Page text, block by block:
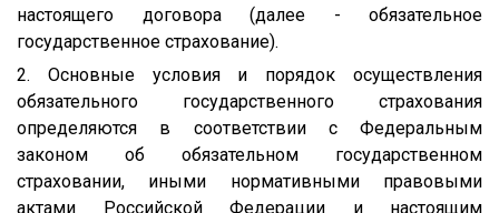
настоящего договора (далее - обязательное
государственное страхование).
2. Основные условия и порядок осуществления
обязательного государственного страхования
определяются в соответствии с Федеральным
законом об обязательном государственном
страховании, иными нормативными правовыми
актами Российской Федерации и настоящим